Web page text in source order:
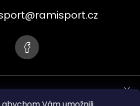
@ramisport.cz